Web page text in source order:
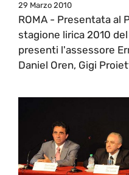
29 Marzo 2010
ROMA - Presentata al
stagione lirica 2010
presenti l'assessore
Daniel Oren, Gigi